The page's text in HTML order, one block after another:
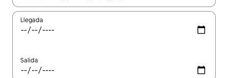
Llegada
Salida